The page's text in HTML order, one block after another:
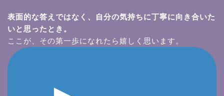
表面的な答えではなく、自分の気持ちに丁寧に向き合いた
いと思ったとき。
ここが、その第一歩になれたら嬉しく思います。